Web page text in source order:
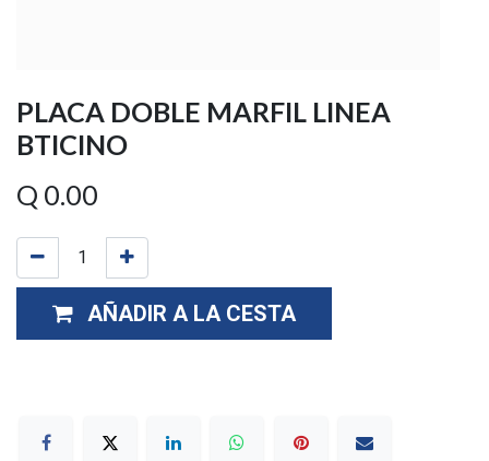
PLACA DOBLE MARFIL LINEA
BTICINO
Q 0.00
AÑADIR A LA CESTA